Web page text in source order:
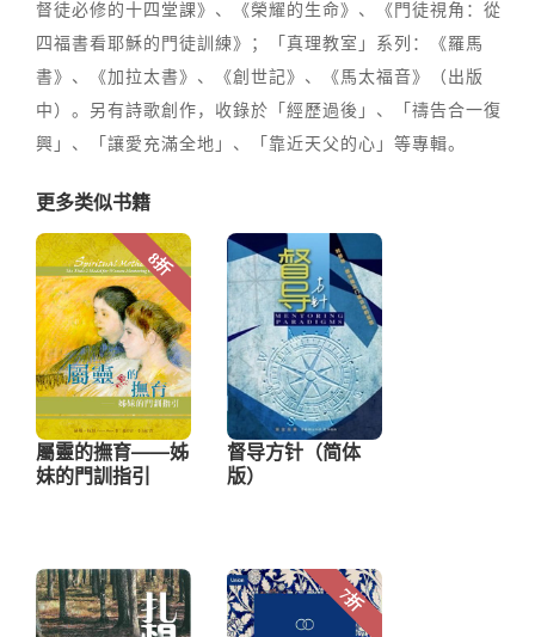
督徒必修的十四堂課》、《榮耀的生命》、《門徒視角：從
四福書看耶穌的門徒訓練》；「真理教室」系列：《羅馬
書》、《加拉太書》、《創世記》、《馬太福音》（出版
中）。另有詩歌創作，收錄於「經歷過後」、「禱告合一復
興」、「讓愛充滿全地」、「靠近天父的心」等專輯。
更多类似书籍